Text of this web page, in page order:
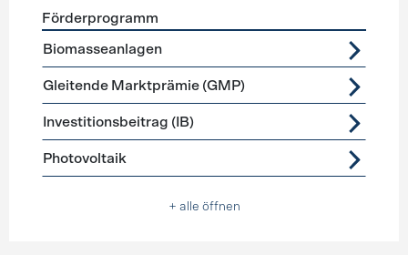
Förderprogramme
Förderprogramm
Biomasseanlagen
Gleitende Marktprämie (GMP)
Investitionsbeitrag (IB)
Photovoltaik
+ alle öffnen